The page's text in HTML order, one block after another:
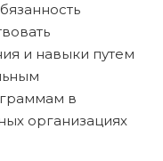
и навыки путем
в
организациях